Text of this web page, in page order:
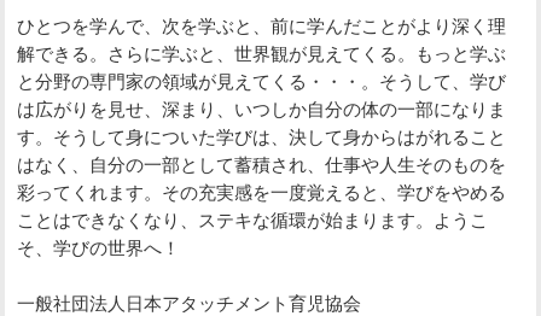
ひとつを学んで、次を学ぶと、前に学んだことがより深く理
解できる。さらに学ぶと、世界観が見えてくる。もっと学ぶ
と分野の専門家の領域が見えてくる・・・。そうして、学び
は広がりを見せ、深まり、いつしか自分の体の一部になりま
す。そうして身についた学びは、決して身からはがれること
はなく、自分の一部として蓄積され、仕事や人生そのものを
彩ってくれます。その充実感を一度覚えると、学びをやめる
ことはできなくなり、ステキな循環が始まります。ようこ
そ、学びの世界へ！
一般社団法人日本アタッチメント育児協会